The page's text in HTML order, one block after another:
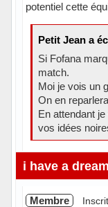
potentiel cette
Petit Jean a
Si Fofana
match.
Moi je vois un
On en
En attendant
vos idées
Hors ligne
i have a dream
Membre